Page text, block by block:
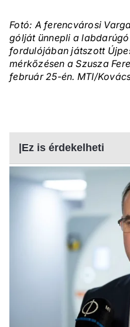
Fotó: A ferencvárosi
gólját ünnepli a labdarúgó
fordulójában játszott
mérkőzésen a Szusza
február 25-én. MTI/